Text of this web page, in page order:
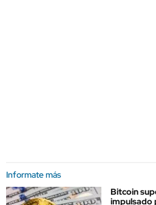
Informate más
Bitcoin
impulsado